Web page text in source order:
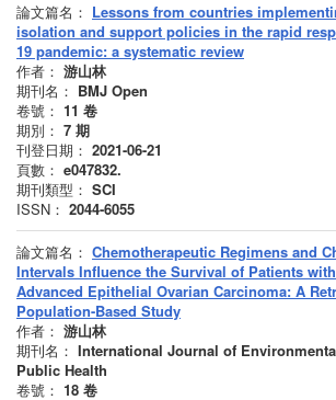
論文篇名： Lessons from countries
isolation and support policies in the rapid
19 pandemic: a systematic review
作者： 游山林
期刊名： BMJ Open
卷號： 11 卷
期別： 7 期
刊登日期： 2021-06-21
頁數： e047832.
期刊類型： SCI
ISSN： 2044-6055
論文篇名： Chemotherapeutic Regimens and
Intervals Influence the Survival of Patients
Advanced Epithelial Ovarian Carcinoma: A
Population-Based Study
作者： 游山林
期刊名： International Journal of
Public Health
卷號： 18 卷